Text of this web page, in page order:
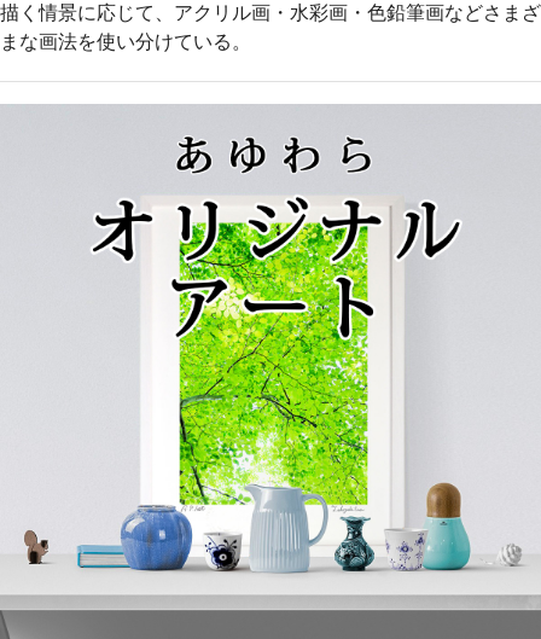
描く情景に応じて、アクリル画・水彩画・色鉛筆画などさまざ
まな画法を使い分けている。